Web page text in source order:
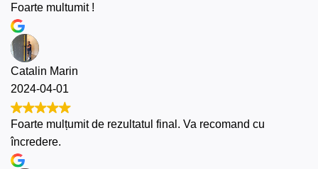
Foarte multumit !
Catalin Marin
2024-04-01
Foarte mulțumit de rezultatul final. Va recomand cu
încredere.